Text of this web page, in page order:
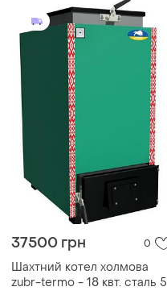
37500 грн 0
Шахтний котел холмова
zubr-termo - 18 квт. сталь 5